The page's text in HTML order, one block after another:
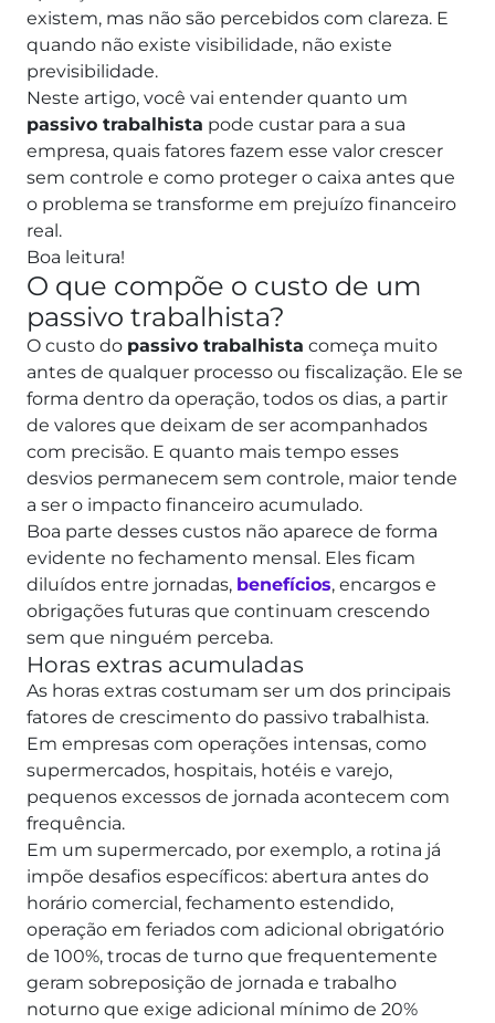
existem, mas não são percebidos com clareza. E
quando não existe visibilidade, não existe
previsibilidade.
Neste artigo, você vai entender quanto um
passivo trabalhista pode custar para a sua
empresa, quais fatores fazem esse valor crescer
sem controle e como proteger o caixa antes que
o problema se transforme em prejuízo financeiro
real.
Boa leitura!
O que compõe o custo de um
passivo trabalhista?
O custo do passivo trabalhista começa muito
antes de qualquer processo ou fiscalização. Ele se
forma dentro da operação, todos os dias, a partir
de valores que deixam de ser acompanhados
com precisão. E quanto mais tempo esses
desvios permanecem sem controle, maior tende
a ser o impacto financeiro acumulado.
Boa parte desses custos não aparece de forma
evidente no fechamento mensal. Eles ficam
diluídos entre jornadas, benefícios, encargos e
obrigações futuras que continuam crescendo
sem que ninguém perceba.
Horas extras acumuladas
As horas extras costumam ser um dos principais
fatores de crescimento do passivo trabalhista.
Em empresas com operações intensas, como
supermercados, hospitais, hotéis e varejo,
pequenos excessos de jornada acontecem com
frequência.
Em um supermercado, por exemplo, a rotina já
impõe desafios específicos: abertura antes do
horário comercial, fechamento estendido,
operação em feriados com adicional obrigatório
de 100%, trocas de turno que frequentemente
geram sobreposição de jornada e trabalho
noturno que exige adicional mínimo de 20%